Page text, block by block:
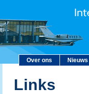
Over ons Nieuws
Links